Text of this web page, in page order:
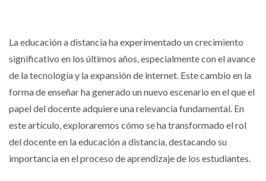
La educación a distancia ha experimentado un crecimiento
significativo en los últimos años, especialmente con el avance
de la tecnología y la expansión de internet. Este cambio en la
forma de enseñar ha generado un nuevo escenario en el que el
papel del docente adquiere una relevancia fundamental. En
este artículo, exploraremos cómo se ha transformado el rol
del docente en la educación a distancia, destacando su
importancia en el proceso de aprendizaje de los estudiantes.